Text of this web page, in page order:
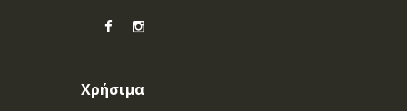
Χρήσιμα